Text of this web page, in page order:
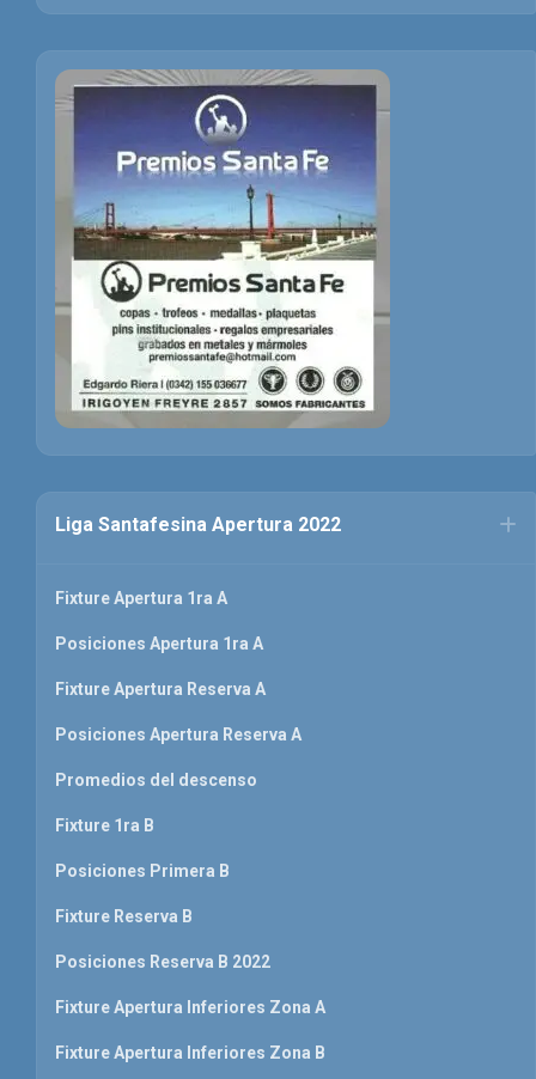
Liga Santafesina Apertura 2022
Fixture Apertura 1ra A
Posiciones Apertura 1ra A
Fixture Apertura Reserva A
Posiciones Apertura Reserva A
Promedios del descenso
Fixture 1ra B
Posiciones Primera B
Fixture Reserva B
Posiciones Reserva B 2022
Fixture Apertura Inferiores Zona A
Fixture Apertura Inferiores Zona B